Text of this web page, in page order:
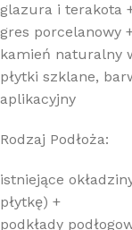
glazura i terakota
gres porcelanowy
kamień naturalny
płytki szklane,
aplikacyjny
Rodzaj Podłoża:
istniejące
płytkę) +
podkłady